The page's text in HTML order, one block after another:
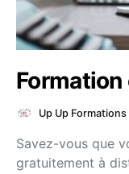
Up Up Formations
Savez-vous que
gratuitement à